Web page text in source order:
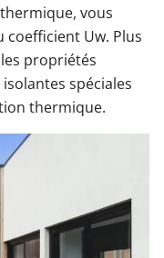
vous
coefficient Uw. Plus
propriétés
spéciales
thermique.